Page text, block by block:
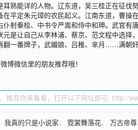
熟能详的人物。辽东道，吴三桂正在征伐
平定朱元璋的农民起义。江南东道，曹
射秦桧、中书令严嵩和侍中和珅。武官
是让自己从李林浦、蔡京、范文程中选
一番牌子，武媚娘、吕稚、芈月……满朝
博微信里的朋友推荐哦！
我真的只是小说家、 霓裳舞落花、万古帝尊